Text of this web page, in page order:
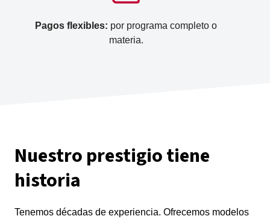
Pagos flexibles: por programa completo o
materia.
Nuestro prestigio tiene
historia
Tenemos décadas de experiencia. Ofrecemos modelos